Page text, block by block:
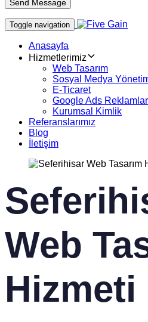
Toggle navigation
Anasayfa
Hizmetlerimiz
Web Tasarım
Sosyal Medya
E-Ticaret
Google Ads
Kurumsal Kimlik
Referanslarımız
Blog
İletişim
Web
Hizmeti